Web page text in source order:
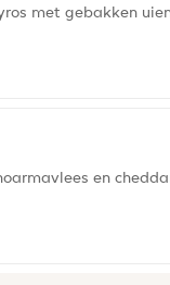
met gebakken
en